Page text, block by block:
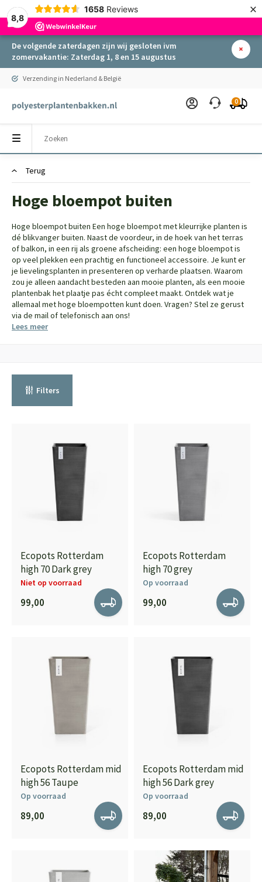
8,8
1658 Reviews ×
De volgende zaterdagen zijn wij gesloten ivm
zomervakantie: Zaterdag 1, 8 en 15 augustus
Verzending in Nederland & België
0
Terug
Hoge bloempot buiten
Hoge bloempot buiten Een hoge bloempot met kleurrijke planten is
dé blikvanger buiten. Naast de voordeur, in de hoek van het terras
of balkon, in een rij als groene afscheiding: een hoge bloempot is
op veel plekken een prachtig en functioneel accessoire. Je kunt er
je lievelingsplanten in presenteren op verharde plaatsen. Waarom
zou je alleen aandacht besteden aan mooie planten, als een mooie
plantenbak het plaatje pas écht compleet maakt. Ontdek wat je
allemaal met hoge bloempotten kunt doen. Vragen? Stel ze gerust
via de mail of telefonisch aan ons!
Lees meer
Filters
Ecopots Rotterdam
high 70 Dark grey
Niet op voorraad
99,00
Ecopots Rotterdam
high 70 grey
Op voorraad
99,00
Ecopots Rotterdam mid
high 56 Taupe
Op voorraad
89,00
Ecopots Rotterdam mid
high 56 Dark grey
Op voorraad
89,00